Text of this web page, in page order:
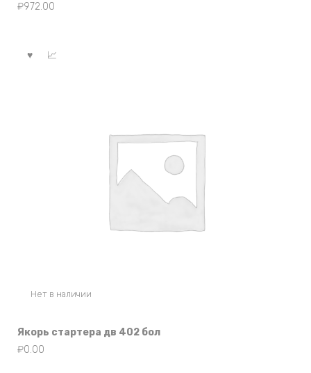
₽972.00
Нет в наличии
Якорь стартера дв 402 бол
₽0.00